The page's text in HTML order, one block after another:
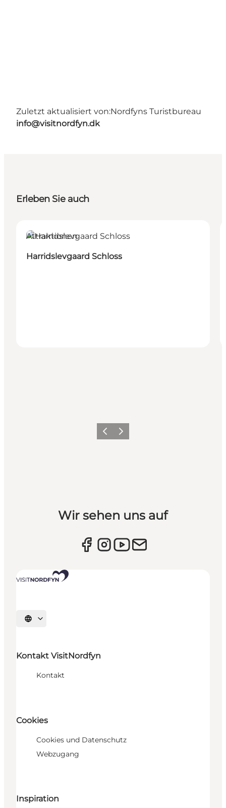
Zuletzt aktualisiert von:Nordfyns Turistbureau
info@visitnordfyn.dk
Erleben Sie auch
Attraktionen
Harridslevgaard Schloss
Vorherige Folie
Nächste Folie
Wir sehen uns auf
Sprache auswählen
Kontakt VisitNordfyn
Kontakt
Cookies
Cookies und Datenschutz
Webzugang
Inspiration